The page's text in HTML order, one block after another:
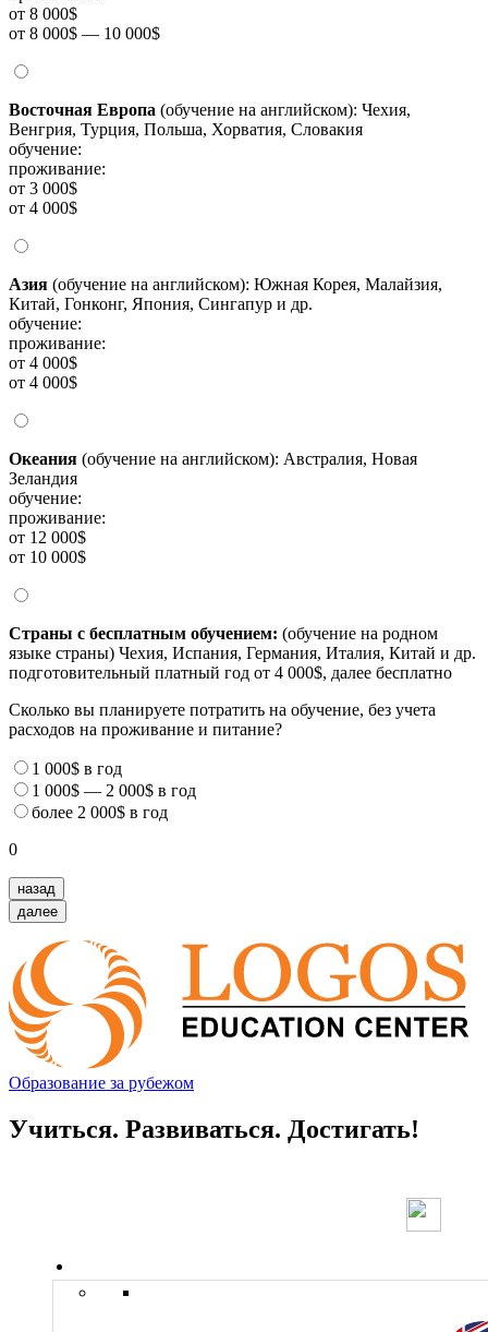
от 8 000$
от 8 000$ — 10 000$
Восточная Европа (обучение на английском): Чехия,
Венгрия, Турция, Польша, Хорватия, Словакия
обучение:
проживание:
от 3 000$
от 4 000$
Азия (обучение на английском): Южная Корея, Малайзия,
Китай, Гонконг, Япония, Сингапур и др.
обучение:
проживание:
от 4 000$
от 4 000$
Океания (обучение на английском): Австралия, Новая
Зеландия
обучение:
проживание:
от 12 000$
от 10 000$
Страны с бесплатным обучением: (обучение на родном
языке страны) Чехия, Испания, Германия, Италия, Китай и др.
подготовительный платный год от 4 000$, далее бесплатно
Сколько вы планируете потратить на обучение, без учета
расходов на проживание и питание?
1 000$ в год
1 000$ — 2 000$ в год
более 2 000$ в год
0
назад
далее
Образование за рубежом
Учиться. Развиваться. Достигать!